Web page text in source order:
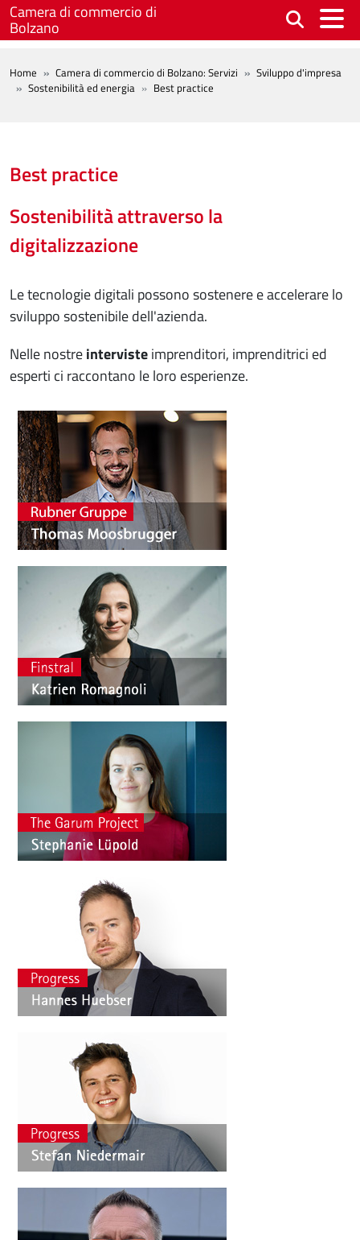
Salta al contenuto principale
Camera di commercio di
Bolzano
BREADCRUMB
Home Camera di commercio di Bolzano: Servizi
Sviluppo d'impresa
Sostenibilità ed energia
Best practice
Best practice
Sostenibilità attraverso la
digitalizzazione
Le tecnologie digitali possono sostenere e accelerare lo
sviluppo sostenibile dell'azienda.
Nelle nostreintervisteimprenditori, imprenditrici ed
esperti ci raccontano le loro esperienze.